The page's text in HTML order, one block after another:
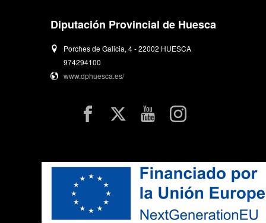
Diputación Provincial de Huesca
Porches de Galicia, 4 - 22002 HUESCA
974294100
www.dphuesca.es/